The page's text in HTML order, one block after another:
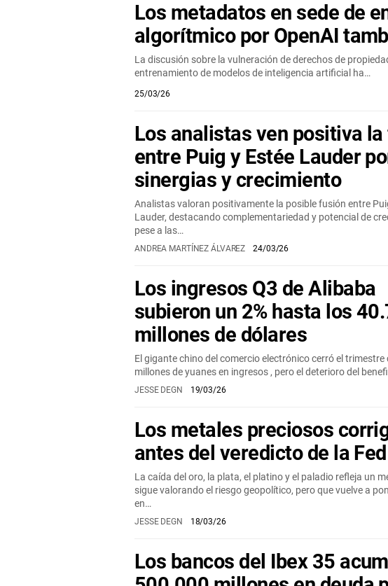
Los metadatos en sede de
algorítmico por OpenAI
La discusión sobre la vulneración de derechos de
entrenamiento de modelos de inteligencia artificial ha…
25/03/26
Los analistas ven positiva
entre Puig y Estée Lauder
sinergias y crecimiento
Analistas valoran positivamente la posible fusión entre
Lauder, destacando complementariedad y potencial de
pese a las…
ANDREA MARTÍNEZ ÁLVAREZ 24/03/26
Los ingresos Q3 de Alibaba
subieron un 2% hasta los
millones de dólares
El gigante chino del comercio electrónico cerró el trimestre
millones de yuanes en ingresos , pero el deterioro del
JESSE DEGN 19/03/26
Los metales preciosos
antes del veredicto de la Fed
La caída del oro, la plata, el platino y el paladio refleja un
sigue valorando el riesgo geopolítico, pero que vuelve a
en…
JESSE DEGN 18/03/26
Los bancos del Ibex 35